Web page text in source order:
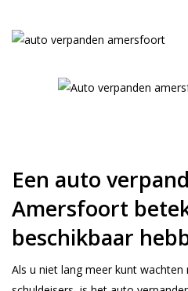
Een auto
Amersfoort
beschikbaar
Als u niet lang meer kunt